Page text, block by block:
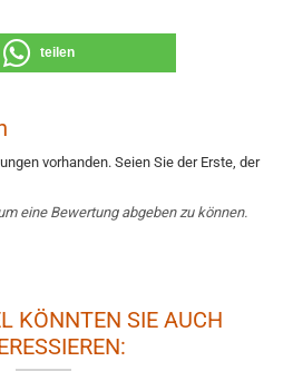
teilen
vorhanden. Seien Sie der Erste, der
eine Bewertung abgeben zu können.
KÖNNTEN SIE AUCH